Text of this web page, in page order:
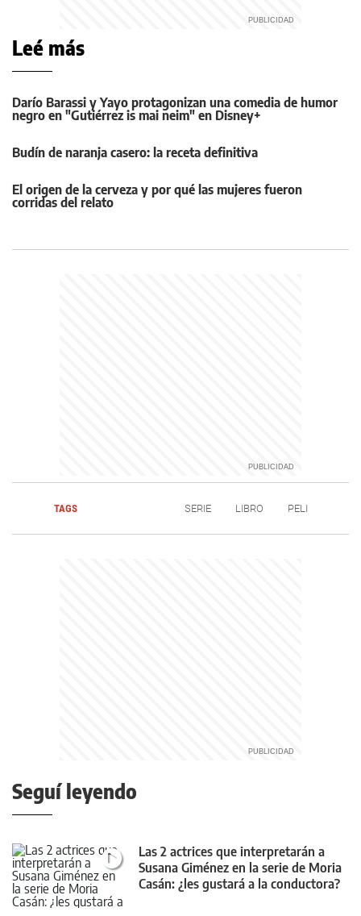
Leé más
Darío Barassi y Yayo protagonizan una comedia de humor
negro en "Gutiérrez is mai neim" en Disney+
Budín de naranja casero: la receta definitiva
El origen de la cerveza y por qué las mujeres fueron
corridas del relato
TAGS SERIE LIBRO PELI
Seguí leyendo
Las 2 actrices que interpretarán a
Susana Giménez en la serie de Moria
Casán: ¿les gustará a la conductora?